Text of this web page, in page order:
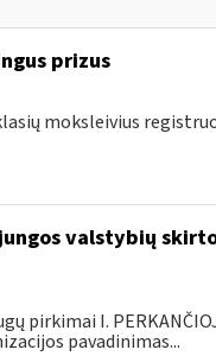
prizus
moksleivius
valstybių
pirkimai I.
pavadinimas...